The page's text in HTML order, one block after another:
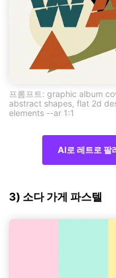
프롬프트: graphic album
abstract shapes, flat 2d
elements --ar 1:1
AI로 레트로 팔
3) 소다 가게 파스텔